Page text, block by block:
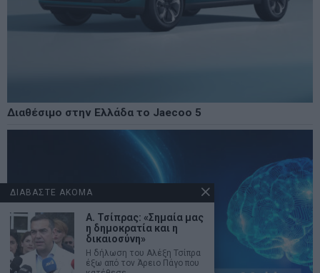
Διαθέσιμο στην Ελλάδα το Jaecoo 5
ΔΙΑΒΑΣΤΕ ΑΚΟΜΑ
Α. Τσίπρας: «Σημαία μας
η δημοκρατία και η
δικαιοσύνη»
Η δήλωση του Αλέξη Τσίπρα
έξω από τον Άρειο Πάγο που